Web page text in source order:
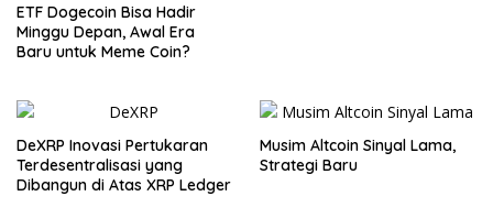
ETF Dogecoin Bisa Hadir
Minggu Depan, Awal Era
Baru untuk Meme Coin?
DeXRP Inovasi Pertukaran
Terdesentralisasi yang
Dibangun di Atas XRP Ledger
Musim Altcoin Sinyal Lama,
Strategi Baru